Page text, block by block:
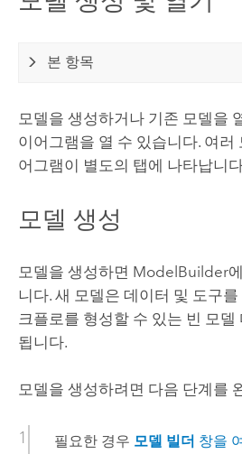
본 항목
모델을 생성하거나 기존 모델을
이어그램을 열 수 있습니다. 여러
어그램이 별도의 탭에 나타납니
모델 생성
모델을 생성하면 ModelBuilder
니다. 새 모델은 데이터 및 도구
크플로를 형성할 수 있는 빈 모
됩니다.
모델을 생성하려면 다음 단계를
필요한 경우 모델 빌더 창을